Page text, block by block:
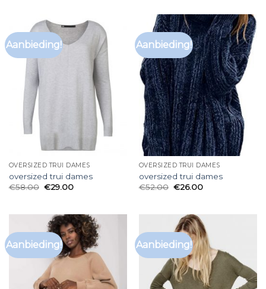
Aanbieding!
OVERSIZED TRUI DAMES
oversized trui dames
€58.00 €29.00
Aanbieding!
OVERSIZED TRUI DAMES
oversized trui dames
€52.00 €26.00
Aanbieding! Aanbieding!